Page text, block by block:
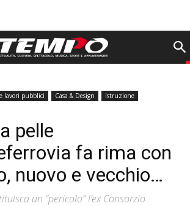
lavori pubblici Casa & Design
Istruzione
pelle
fa rima con
nuovo e vecchio…
un “pericolo” l’ex Consorzio